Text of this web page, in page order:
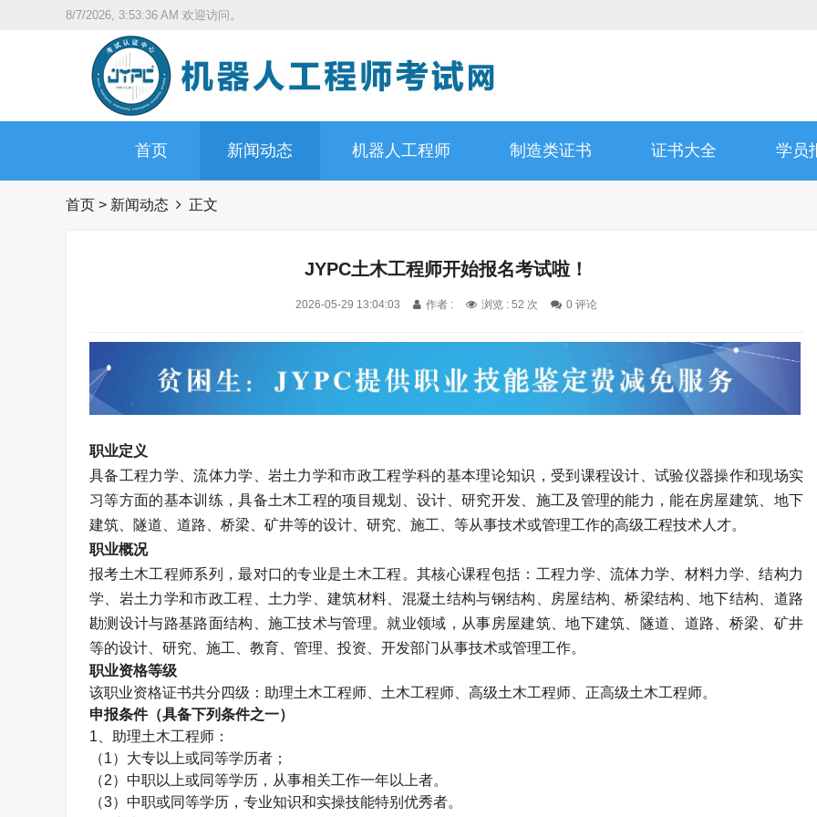
8/7/2026, 3:53:37 AM 欢迎访问。
首页 新闻动态 机器人工程师 制造类证书 证书大全 学员
首页 > 新闻动态 正文
JYPC土木工程师开始报名考试啦！
2026-05-29 13:04:03 作者 : 浏览 : 52 次 0 评论
职业定义
具备工程力学、流体力学、岩土力学和市政工程学科的基本理论知识，受到课程设计、试验仪器操作和现场实
习等方面的基本训练，具备土木工程的项目规划、设计、研究开发、施工及管理的能力，能在房屋建筑、地下
建筑、隧道、道路、桥梁、矿井等的设计、研究、施工、等从事技术或管理工作的高级工程技术人才。
职业概况
报考土木工程师系列，最对口的专业是土木工程。其核心课程包括：工程力学、流体力学、材料力学、结构力
学、岩土力学和市政工程、土力学、建筑材料、混凝土结构与钢结构、房屋结构、桥梁结构、地下结构、道路
勘测设计与路基路面结构、施工技术与管理。就业领域，从事房屋建筑、地下建筑、隧道、道路、桥梁、矿井
等的设计、研究、施工、教育、管理、投资、开发部门从事技术或管理工作。
职业资格等级
该职业资格证书共分四级：助理土木工程师 土木工程师 、高级土木工程师 、正高级土木工程师。
申报条件（具备下列条件之一）
1、助理土木工程师 ：
（1）大专以上或同等学历者；
（2）中职以上或同等学历，从事相关工作一年以上者。
（3）中职或同等学历，专业知识和实操技能特别优秀者。